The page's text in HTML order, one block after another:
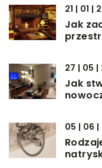
21 | 01 |
Jak
27 | 05 |
Jak
05 | 06 |